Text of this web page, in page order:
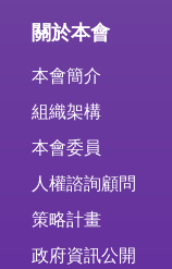
關於本會
本會簡介
組織架構
本會委員
人權諮詢顧問
策略計畫
政府資訊公開